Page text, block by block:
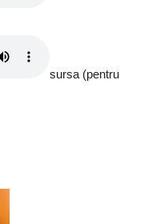
sursa (pentru